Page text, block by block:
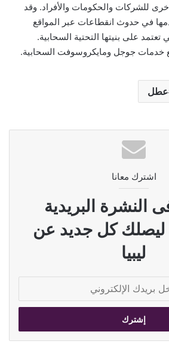
للشركات والحكومات والأفراد. وقد
في حدوث انقطاعات عبر المواقع
تعتمد على بنيتها التحتية السحابية.
خدمات جوجل ومايكروسوفت السحابية.
عطل
اشترك معانا
النشرة البريدية
ليصلك كل جديد عن
ليبيا